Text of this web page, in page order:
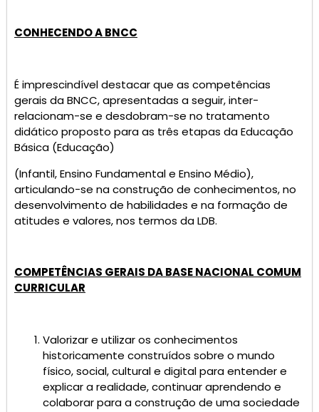
CONHECENDO A BNCC
É imprescindível destacar que as competências
gerais da BNCC, apresentadas a seguir, inter-
relacionam-se e desdobram-se no tratamento
didático proposto para as três etapas da Educação
Básica (Educação)
(Infantil, Ensino Fundamental e Ensino Médio),
articulando-se na construção de conhecimentos, no
desenvolvimento de habilidades e na formação de
atitudes e valores, nos termos da LDB.
COMPETÊNCIAS GERAIS DA BASE NACIONAL COMUM
CURRICULAR
Valorizar e utilizar os conhecimentos
historicamente construídos sobre o mundo
físico, social, cultural e digital para entender e
explicar a realidade, continuar aprendendo e
colaborar para a construção de uma sociedade